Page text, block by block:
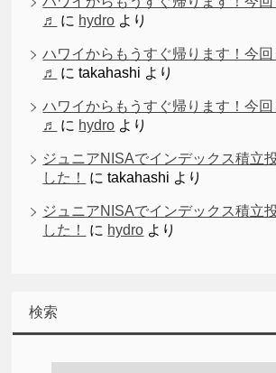
♬
に hydro より
ハワイからもうすぐ帰ります！今
♬
にtakahashi より
ハワイからもうすぐ帰ります！今
♬
に hydro より
ジュニアNISAでインデックス積立
した！
にtakahashi より
ジュニアNISAでインデックス積立
した！
に hydro より
検索